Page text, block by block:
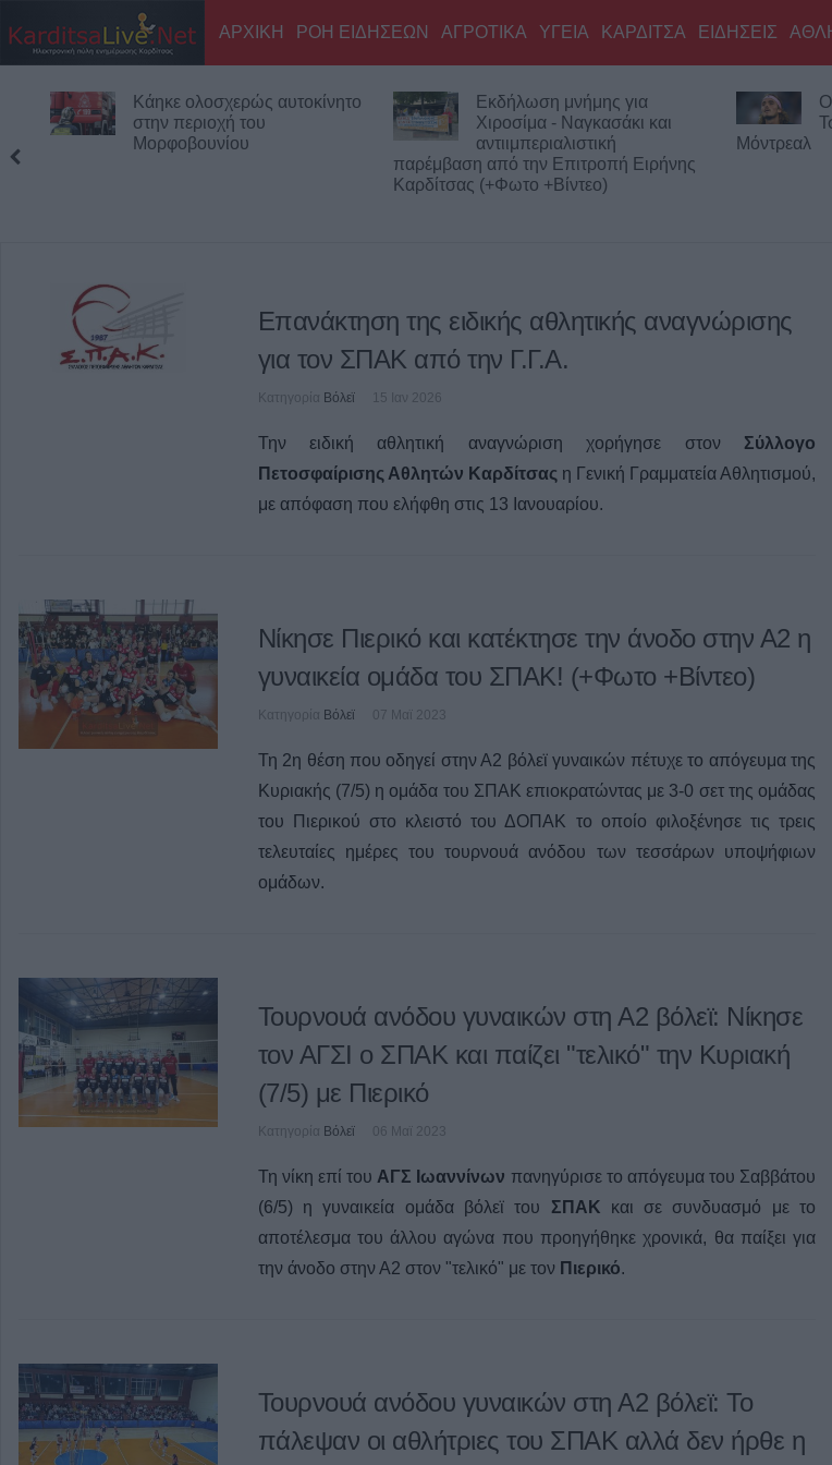
ΑΡΧΙΚΗ ΡΟΗ ΕΙΔΗΣΕΩΝ ΑΓΡΟΤΙΚΑ ΥΓΕΙΑ ΚΑΡΔΙΤΣΑ ΕΙΔΗΣΕΙΣ
Κάηκε ολοσχερώς αυτοκίνητο
στην περιοχή του
Μορφοβουνίου
Εκδήλωση μνήμης για
Χιροσίμα - Ναγκασάκι και
αντιιμπεριαλιστική
παρέμβαση από την Επιτροπή Ειρήνης
Καρδίτσας (+Φωτο +Βίντεο)
Ο
Μόντρεαλ
Επανάκτηση της ειδικής αθλητικής αναγνώρισης
για τον ΣΠΑΚ από την Γ.Γ.Α.
Κατηγορία Βόλεϊ 15 Ιαν 2026
Την ειδική αθλητική αναγνώριση χορήγησε στον Σύλλογο
Πετοσφαίρισης Αθλητών Καρδίτσας η Γενική Γραμματεία Αθλητισμού,
με απόφαση που ελήφθη στις 13 Ιανουαρίου.
Νίκησε Πιερικό και κατέκτησε την άνοδο στην Α2 η
γυναικεία ομάδα του ΣΠΑΚ! (+Φωτο +Βίντεο)
Κατηγορία Βόλεϊ 07 Μαϊ 2023
Τη 2η θέση που οδηγεί στην Α2 βόλεϊ γυναικών πέτυχε το απόγευμα της
Κυριακής (7/5) η ομάδα του ΣΠΑΚ επιοκρατώντας με 3-0 σετ της ομάδας
του Πιερικού στο κλειστό του ΔΟΠΑΚ το οποίο φιλοξένησε τις τρεις
τελευταίες ημέρες του τουρνουά ανόδου των τεσσάρων υποψήφιων
ομάδων.
Τουρνουά ανόδου γυναικών στη Α2 βόλεϊ: Νίκησε
τον ΑΓΣΙ ο ΣΠΑΚ και παίζει "τελικό" την Κυριακή
(7/5) με Πιερικό
Κατηγορία Βόλεϊ 06 Μαϊ 2023
Τη νίκη επί του ΑΓΣ Ιωαννίνων πανηγύρισε το απόγευμα του Σαββάτου
(6/5) η γυναικεία ομάδα βόλεϊ του ΣΠΑΚ και σε συνδυασμό με το
αποτέλεσμα του άλλου αγώνα που προηγήθηκε χρονικά, θα παίξει για
την άνοδο στην Α2 στον "τελικό" με τον Πιερικό.
Τουρνουά ανόδου γυναικών στη Α2 βόλεϊ: Το
πάλεψαν οι αθλήτριες του ΣΠΑΚ αλλά δεν ήρθε η